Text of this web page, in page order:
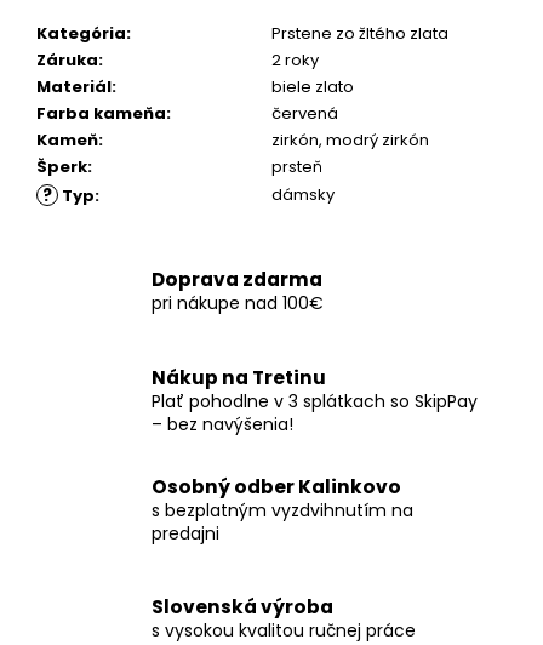
Kategória:
Prstene zo žltého zlata
Záruka:
2 roky
Materiál:
biele zlato
Farba kameňa:
červená
Kameň: zirkón, modrý zirkón
Šperk: prsteň
? Typ: dámsky
Doprava zdarma
pri nákupe nad 100€
Nákup na Tretinu
Plať pohodlne v 3 splátkach so SkipPay
– bez navýšenia!
Osobný odber Kalinkovo
s bezplatným vyzdvihnutím na
predajni
Slovenská výroba
s vysokou kvalitou ručnej práce